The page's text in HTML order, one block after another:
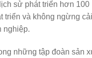
sử phát triển hơn 100
triển và không ngừng cải
nghiệp.
những tập đoàn sản